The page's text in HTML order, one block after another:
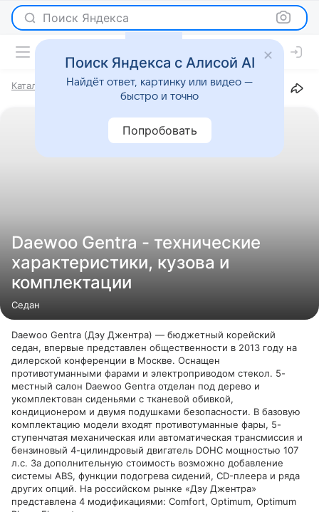
Поиск Яндекса
Каталог Марки Daewoo Gentra
Daewoo Gentra - технические
характеристики, кузова и
комплектации
Седан
Daewoo Gentra (Дэу Джентра) — бюджетный корейский
седан, впервые представлен общественности в 2013 году на
дилерской конференции в Москве. Оснащен
противотуманными фарами и электроприводом стекол. 5-
местный салон Daewoo Gentra отделан под дерево и
укомплектован сиденьями с тканевой обивкой,
кондиционером и двумя подушками безопасности. В базовую
комплектацию модели входят противотуманные фары, 5-
ступенчатая механическая или автоматическая трансмиссия и
бензиновый 4-цилиндровый двигатель DOHC мощностью 107
л.c. За дополнительную стоимость возможно добавление
системы ABS, функции подогрева сидений, CD-плеера и ряда
других опций. На российском рынке «Дэу Джентра»
представлена 4 модификациями: Comfort, Optimum, Оptimum
Поиск Яндекса с Алисой AI
Найдёт ответ, картинку или видео —
быстро и точно
Попробовать